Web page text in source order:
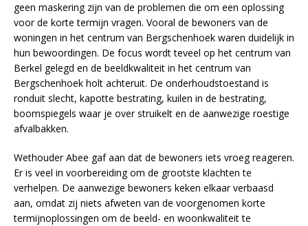
geen maskering zijn van de problemen die om een oplossing
voor de korte termijn vragen. Vooral de bewoners van de
woningen in het centrum van Bergschenhoek waren duidelijk in
hun bewoordingen. De focus wordt teveel op het centrum van
Berkel gelegd en de beeldkwaliteit in het centrum van
Bergschenhoek holt achteruit. De onderhoudstoestand is
ronduit slecht, kapotte bestrating, kuilen in de bestrating,
boomspiegels waar je over struikelt en de aanwezige roestige
afvalbakken.
Wethouder Abee gaf aan dat de bewoners iets vroeg reageren.
Er is veel in voorbereiding om de grootste klachten te
verhelpen. De aanwezige bewoners keken elkaar verbaasd
aan, omdat zij niets afweten van de voorgenomen korte
termijnoplossingen om de beeld- en woonkwaliteit te